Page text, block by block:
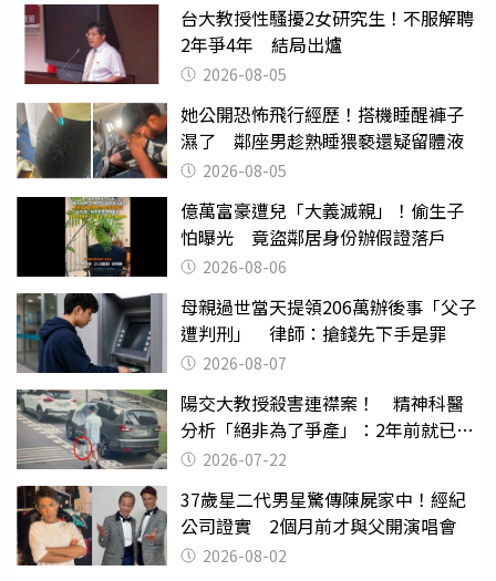
台大教授性騷擾2女研究生！不服解聘
2年爭4年 結局出爐
2026-08-05
她公開恐怖飛行經歷！搭機睡醒褲子
濕了 鄰座男趁熟睡猥褻還疑留體液
2026-08-05
億萬富豪遭兒「大義滅親」！偷生子
怕曝光 竟盜鄰居身份辦假證落戶
2026-08-06
母親過世當天提領206萬辦後事「父子
遭判刑」 律師：搶錢先下手是罪
2026-08-07
陽交大教授殺害連襟案！ 精神科醫
分析「絕非為了爭產」：2年前就已言
行詭異
2026-07-22
37歲星二代男星驚傳陳屍家中！經紀
公司證實 2個月前才與父開演唱會
2026-08-02